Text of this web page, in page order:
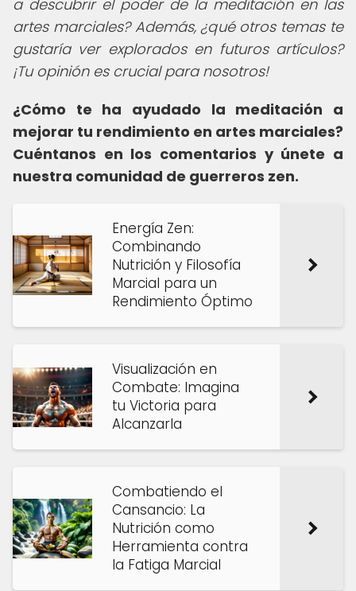
a descubrir el poder de la meditación en las
artes marciales? Además, ¿qué otros temas te
gustaría ver explorados en futuros artículos?
¡Tu opinión es crucial para nosotros!
¿Cómo te ha ayudado la meditación a
mejorar tu rendimiento en artes marciales?
Cuéntanos en los comentarios y únete a
nuestra comunidad de guerreros zen.
Energía Zen:
Combinando
Nutrición y Filosofía
Marcial para un
Rendimiento Óptimo
Visualización en
Combate: Imagina
tu Victoria para
Alcanzarla
Combatiendo el
Cansancio: La
Nutrición como
Herramienta contra
la Fatiga Marcial